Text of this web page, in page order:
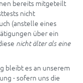
bereits mitgeteilt
nicht
(anstelle eines
über ein
nicht älter als eine
bleibt es an unserem
- sofern uns die